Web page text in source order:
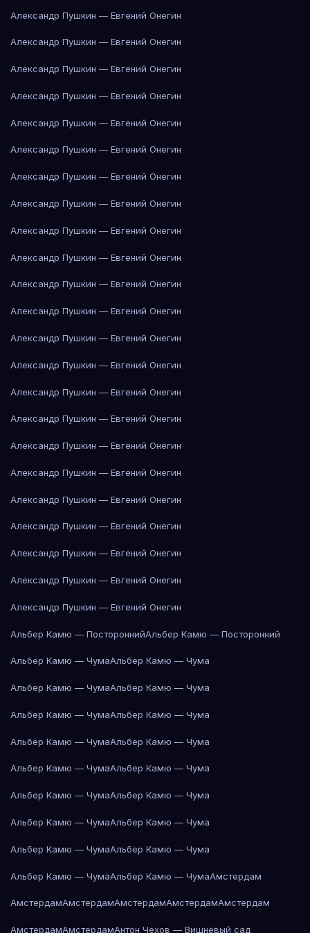
Александр Пушкин — Евгений Онегин
Александр Пушкин — Евгений Онегин
Александр Пушкин — Евгений Онегин
Александр Пушкин — Евгений Онегин
Александр Пушкин — Евгений Онегин
Александр Пушкин — Евгений Онегин
Александр Пушкин — Евгений Онегин
Александр Пушкин — Евгений Онегин
Александр Пушкин — Евгений Онегин
Александр Пушкин — Евгений Онегин
Александр Пушкин — Евгений Онегин
Александр Пушкин — Евгений Онегин
Александр Пушкин — Евгений Онегин
Александр Пушкин — Евгений Онегин
Александр Пушкин — Евгений Онегин
Александр Пушкин — Евгений Онегин
Александр Пушкин — Евгений Онегин
Александр Пушкин — Евгений Онегин
Александр Пушкин — Евгений Онегин
Александр Пушкин — Евгений Онегин
Александр Пушкин — Евгений Онегин
Александр Пушкин — Евгений Онегин
Александр Пушкин — Евгений Онегин
Альбер Камю — ПостороннийАльбер Камю — Посторонний
Альбер Камю — ЧумаАльбер Камю — Чума
Альбер Камю — ЧумаАльбер Камю — Чума
Альбер Камю — ЧумаАльбер Камю — Чума
Альбер Камю — ЧумаАльбер Камю — Чума
Альбер Камю — ЧумаАльбер Камю — Чума
Альбер Камю — ЧумаАльбер Камю — Чума
Альбер Камю — ЧумаАльбер Камю — Чума
Альбер Камю — ЧумаАльбер Камю — Чума
Альбер Камю — ЧумаАльбер Камю — ЧумаАмстердам
АмстердамАмстердамАмстердамАмстердамАмстердам
АмстердамАмстердамАнтон Чехов — Вишнёвый сад